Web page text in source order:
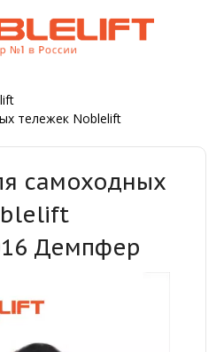
тележек Noblelift
самоходных
Демпфер